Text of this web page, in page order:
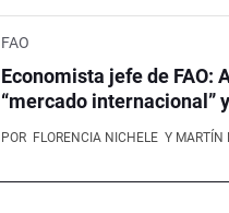
FAO
Economista jefe de FAO:
“mercado internacional”
POR FLORENCIA NICHELE Y MARTÍN